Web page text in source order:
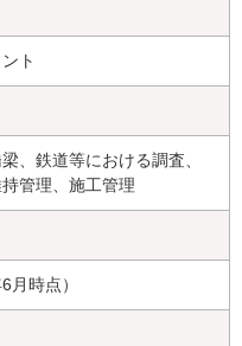
ト
、鉄道等における調査、
管理、施工管理
月時点）